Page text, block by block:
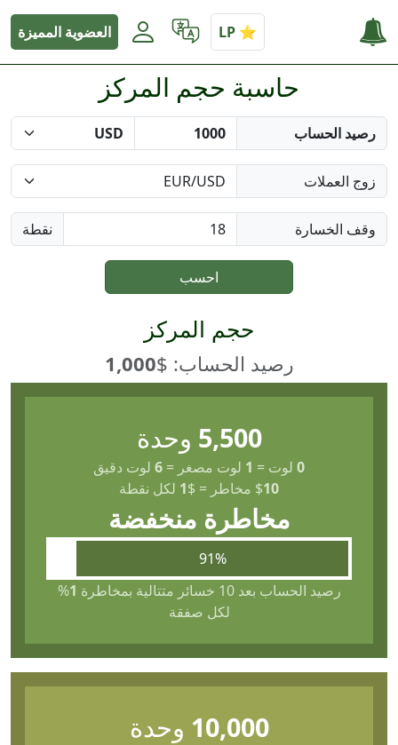
العضوية المميزة
حاسبة حجم المركز
رصيد الحساب
زوج العملات
وقف الخسارة نقطة
احسب
حجم المركز
رصيد الحساب: $1,000
5,500 وحدة
0 لوت =
1 لوت مصغر =
6 لوت دقيق
$10 مخاطر =
$
1 لكل نقطة
مخاطرة منخفضة
91%
رصيد الحساب بعد 10 خسائر متتالية بمخاطرة
1
%
لكل صفقة
10,000 وحدة